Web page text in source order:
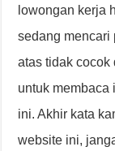
lowongan kerja
sedang mencari
atas tidak cocok
untuk membaca
ini. Akhir kata
website ini,